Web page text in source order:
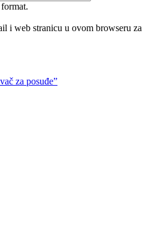
i web stranicu u ovom browseru za
za posuđe”